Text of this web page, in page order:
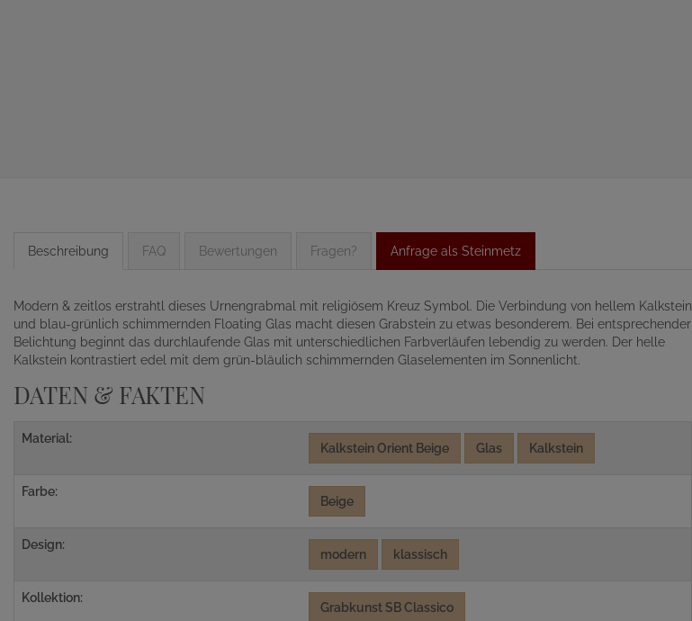
Beschreibung FAQ Bewertungen Fragen? Anfrage als Steinmetz
Modern & zeitlos erstrahtl dieses Urnengrabmal mit religiösem Kreuz Symbol. Die Verbindung von hellem Kalkstein
und blau-grünlich schimmernden Floating Glas macht diesen Grabstein zu etwas besonderem. Bei entsprechender
Belichtung beginnt das durchlaufende Glas mit unterschiedlichen Farbverläufen lebendig zu werden. Der helle
Kalkstein kontrastiert edel mit dem grün-bläulich schimmernden Glaselementen im Sonnenlicht.
DATEN & FAKTEN
Material:
Kalkstein Orient Beige Glas Kalkstein
Farbe:
Beige
Design:
modern klassisch
Kollektion:
Grabkunst SB Classico